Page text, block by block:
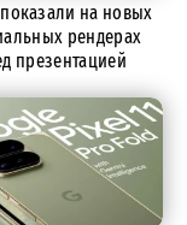
на новых
рендерах
презентацией